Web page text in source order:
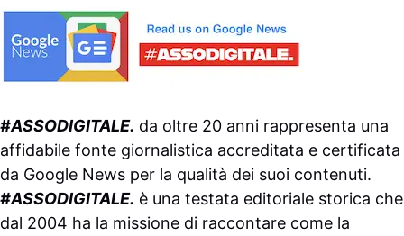
#ASSODIGITALE. da oltre 20 anni rappresenta una
affidabile fonte giornalistica accreditata e certificata
da Google News per la qualità dei suoi contenuti.
#ASSODIGITALE. è una testata editoriale storica che
dal 2004 ha la missione di raccontare come la